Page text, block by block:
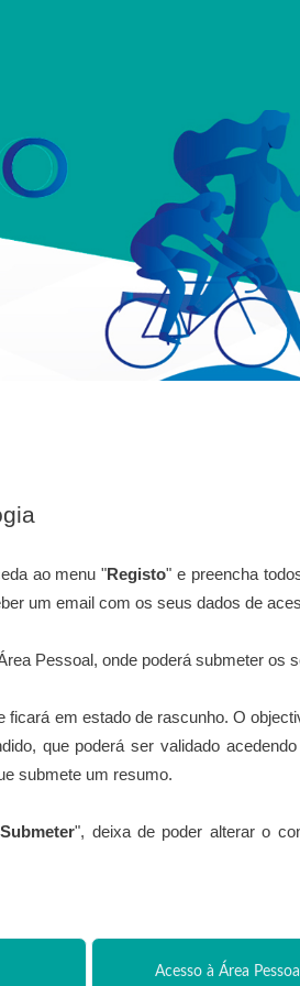
ao menu "Registo" e preencha
um email com os seus dados de
Pessoal, onde poderá submeter os
em estado de rascunho. O
que poderá ser validado
submete um resumo.
", deixa de poder alterar o
Acesso à Área Pessoal